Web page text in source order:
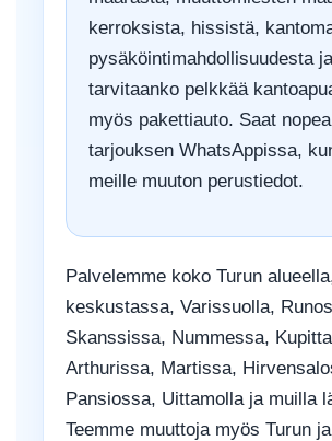
kerroksista, hissistä,
pysäköintimahdollisuudesta
tarvitaanko pelkkää
myös pakettiauto. Saat
tarjouksen WhatsAppissa,
meille muuton perustiedot.
Palvelemme koko Turun
keskustassa, Varissuolla,
Skanssissa, Nummessa,
Arthurissa, Martissa,
Pansiossa, Uittamolla ja muilla
Teemme muuttoja myös Turun